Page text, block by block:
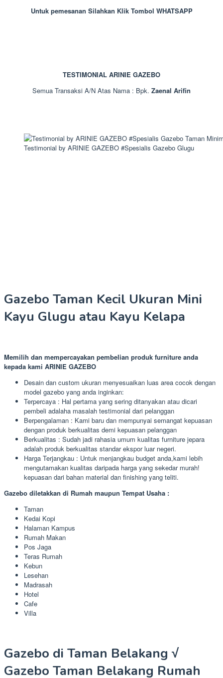
Untuk pemesanan Silahkan Klik Tombol WHATSAPP
TESTIMONIAL ARINIE GAZEBO
Semua Transaksi A/N Atas Nama : Bpk. Zaenal Arifin
Testimonial by ARINIE GAZEBO #Spesialis Gazebo Glugu
Gazebo Taman Kecil Ukuran Mini
Kayu Glugu atau Kayu Kelapa
Memilih dan mempercayakan pembelian produk furniture anda
kepada kami ARINIE GAZEBO
Desain dan custom ukuran menyesuaikan luas area cocok dengan
model gazebo yang anda inginkan:
Terpercaya : Hal pertama yang sering ditanyakan atau dicari
pembeli adalaha masalah testimonial dari pelanggan
Berpengalaman : Kami baru dan mempunyai semangat kepuasan
dengan produk berkualitas demi kepuasan pelanggan
Berkualitas : Sudah jadi rahasia umum kualitas furniture jepara
adalah produk berkualitas standar ekspor luar negeri.
Harga Terjangkau : Untuk menjangkau budget anda,kami lebih
mengutamakan kualitas daripada harga yang sekedar murah!
kepuasan dari bahan material dan finishing yang teliti.
Gazebo diletakkan di Rumah maupun Tempat Usaha :
Taman
Kedai Kopi
Halaman Kampus
Rumah Makan
Pos Jaga
Teras Rumah
Kebun
Lesehan
Madrasah
Hotel
Cafe
Villa
Gazebo di Taman Belakang √
Gazebo Taman Belakang Rumah